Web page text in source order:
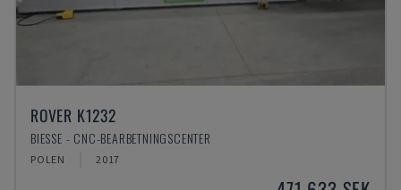
ROVER K1232
BIESSE - CNC-BEARBETNINGSCENTER
POLEN 2017